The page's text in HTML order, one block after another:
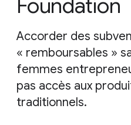
Foundation
Accorder des
« remboursables »
femmes
pas accès aux
traditionnels.